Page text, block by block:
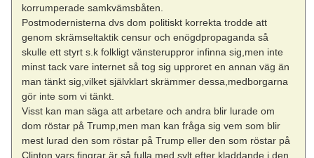
korrumperade samkvämsbåten.
Postmodernisterna dvs dom politiskt korrekta trodde att
genom skrämseltaktik censur och enögdpropaganda så
skulle ett styrt s.k folkligt vänsteruppror infinna sig,men inte
minst tack vare internet så tog sig upproret en annan väg än
man tänkt sig,vilket självklart skrämmer dessa,medborgarna
gör inte som vi tänkt.
Visst kan man säga att arbetare och andra blir lurade om
dom röstar på Trump,men man kan fråga sig vem som blir
mest lurad den som röstar på Trump eller den som röstar på
Clinton,vars fingrar är så fulla med sylt efter kladdande i den